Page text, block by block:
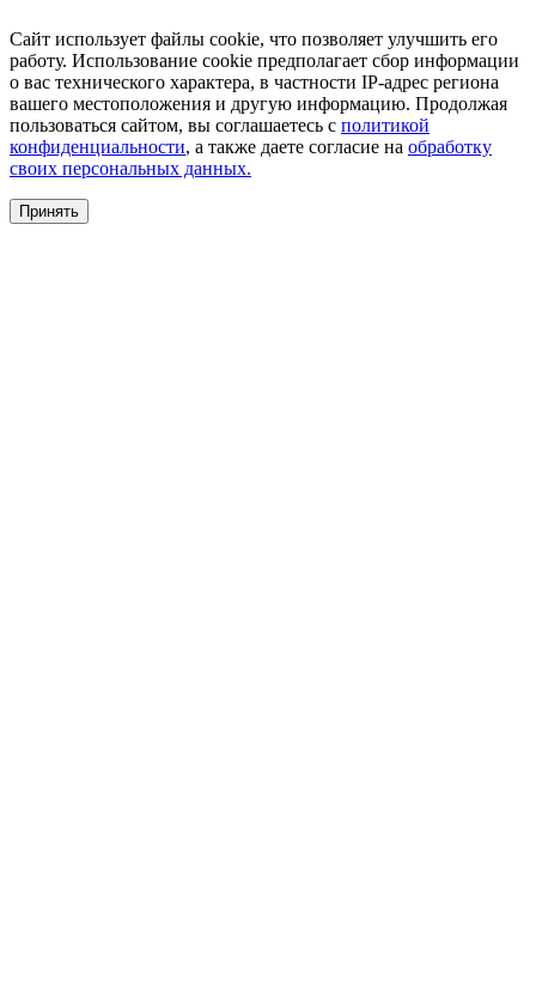
Сайт использует файлы cookie, что позволяет улучшить его
работу. Использование cookie предполагает сбор информации
о вас технического характера, в частности IP-адрес региона
вашего местоположения и другую информацию. Продолжая
пользоваться сайтом, вы соглашаетесь с политикой
конфиденциальности, а также даете согласие на обработку
своих персональных данных.
Принять